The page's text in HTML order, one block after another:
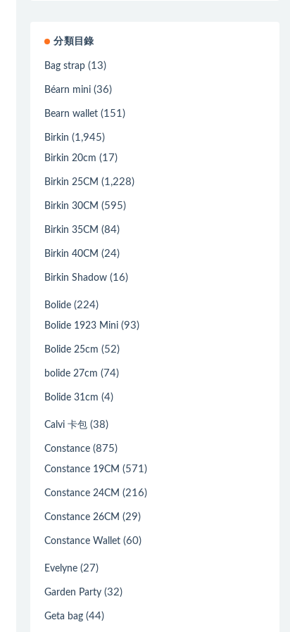
分類目錄
Bag strap (13)
Béarn mini (36)
Bearn wallet (151)
Birkin (1,945)
Birkin 20cm (17)
Birkin 25CM (1,228)
Birkin 30CM (595)
Birkin 35CM (84)
Birkin 40CM (24)
Birkin Shadow (16)
Bolide (224)
Bolide 1923 Mini (93)
Bolide 25cm (52)
bolide 27cm (74)
Bolide 31cm (4)
Calvi 卡包 (38)
Constance (875)
Constance 19CM (571)
Constance 24CM (216)
Constance 26CM (29)
Constance Wallet (60)
Evelyne (27)
Garden Party (32)
Geta bag (44)